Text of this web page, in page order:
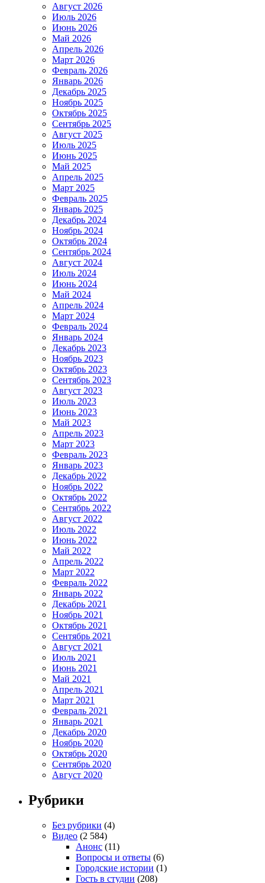
Август 2026
Июль 2026
Июнь 2026
Май 2026
Апрель 2026
Март 2026
Февраль 2026
Январь 2026
Декабрь 2025
Ноябрь 2025
Октябрь 2025
Сентябрь 2025
Август 2025
Июль 2025
Июнь 2025
Май 2025
Апрель 2025
Март 2025
Февраль 2025
Январь 2025
Декабрь 2024
Ноябрь 2024
Октябрь 2024
Сентябрь 2024
Август 2024
Июль 2024
Июнь 2024
Май 2024
Апрель 2024
Март 2024
Февраль 2024
Январь 2024
Декабрь 2023
Ноябрь 2023
Октябрь 2023
Сентябрь 2023
Август 2023
Июль 2023
Июнь 2023
Май 2023
Апрель 2023
Март 2023
Февраль 2023
Январь 2023
Декабрь 2022
Ноябрь 2022
Октябрь 2022
Сентябрь 2022
Август 2022
Июль 2022
Июнь 2022
Май 2022
Апрель 2022
Март 2022
Февраль 2022
Январь 2022
Декабрь 2021
Ноябрь 2021
Октябрь 2021
Сентябрь 2021
Август 2021
Июль 2021
Июнь 2021
Май 2021
Апрель 2021
Март 2021
Февраль 2021
Январь 2021
Декабрь 2020
Ноябрь 2020
Октябрь 2020
Сентябрь 2020
Август 2020
Рубрики
Без рубрики (4)
Видео (2 584)
Анонс (11)
Вопросы и ответы (6)
Городские истории (1)
Гость в студии (208)